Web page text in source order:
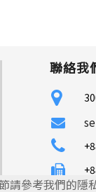
請參考我們的隱
聯絡我